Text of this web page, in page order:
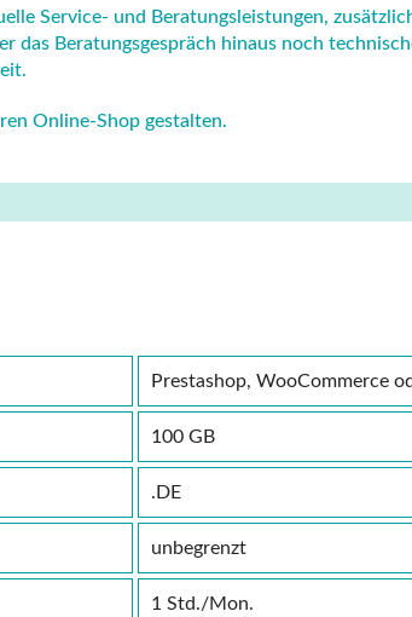
Service- und Beratungsleistungen,
das Beratungsgespräch hinaus noch
Online-Shop gestalten.
Prestashop, WooCommerce
100 GB
.DE
unbegrenzt
1 Std./Mon.